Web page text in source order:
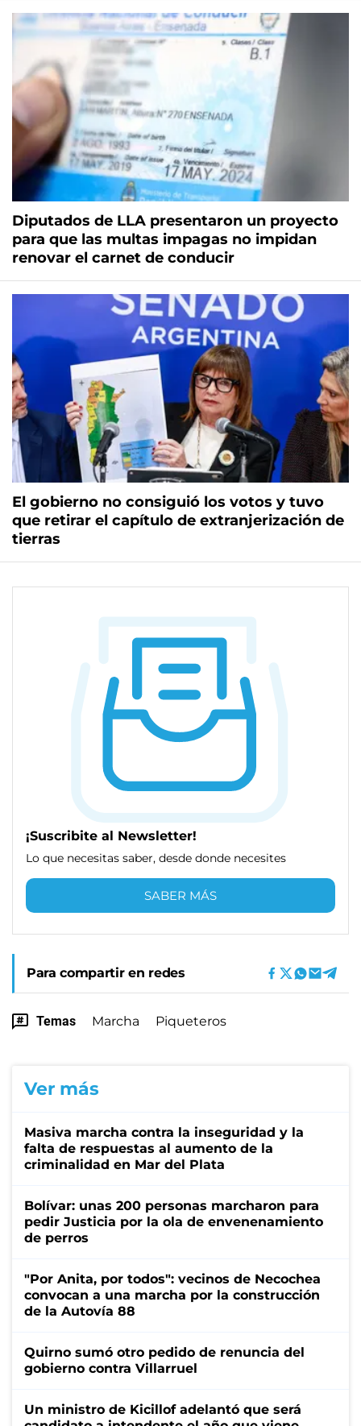
Diputados de LLA presentaron un proyecto
para que las multas impagas no impidan
renovar el carnet de conducir
El gobierno no consiguió los votos y tuvo
que retirar el capítulo de extranjerización de
tierras
¡Suscribite al Newsletter!
Lo que necesitas saber, desde donde necesites
SABER MÁS
Para compartir en redes
Temas Marcha Piqueteros
Ver más
Masiva marcha contra la inseguridad y la
falta de respuestas al aumento de la
criminalidad en Mar del Plata
Bolívar: unas 200 personas marcharon para
pedir Justicia por la ola de envenenamiento
de perros
"Por Anita, por todos": vecinos de Necochea
convocan a una marcha por la construcción
de la Autovía 88
Quirno sumó otro pedido de renuncia del
gobierno contra Villarruel
Un ministro de Kicillof adelantó que será